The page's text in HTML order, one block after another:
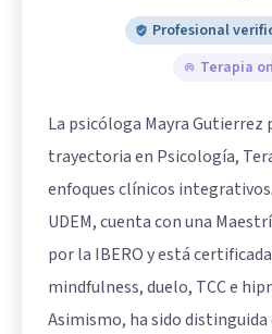
Profesional
Terapia
La psicóloga Mayra Gutierrez
trayectoria en Psicología,
enfoques clínicos
UDEM, cuenta con una
por la IBERO y está
mindfulness, duelo, TCC e
Asimismo, ha sido